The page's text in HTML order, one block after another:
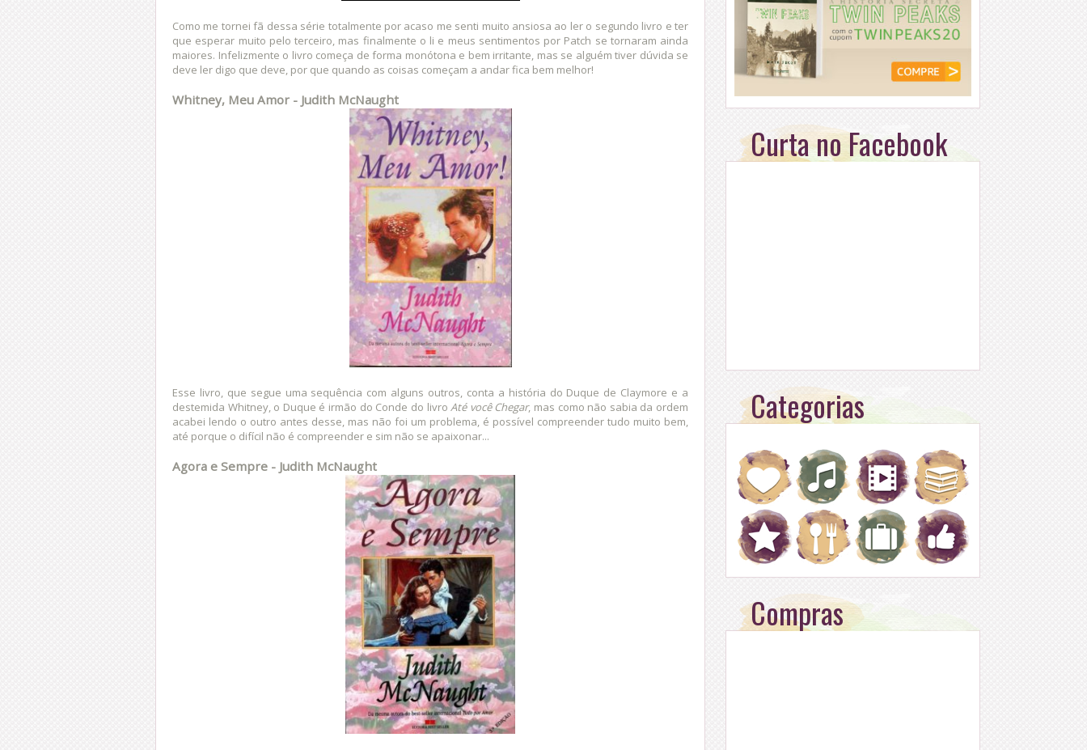
Como me tornei fã dessa série totalmente por acaso me senti muito ansiosa ao ler o segundo livro e ter
que esperar muito pelo terceiro, mas finalmente o li e meus sentimentos por Patch se tornaram ainda
maiores. Infelizmente o livro começa de forma monótona e bem irritante, mas se alguém tiver dúvida se
deve ler digo que deve, por que quando as coisas começam a andar fica bem melhor!
Whitney, Meu Amor - Judith McNaught
Esse livro, que segue uma sequência com alguns outros, conta a história do Duque de Claymore e a
destemida Whitney, o Duque é irmão do Conde do livro Até você Chegar, mas como não sabia da ordem
acabei lendo o outro antes desse, mas não foi um problema, é possível compreender tudo muito bem,
até porque o difícil não é compreender e sim não se apaixonar...
Agora e Sempre - Judith McNaught
Curta no Facebook
Categorias
Compras